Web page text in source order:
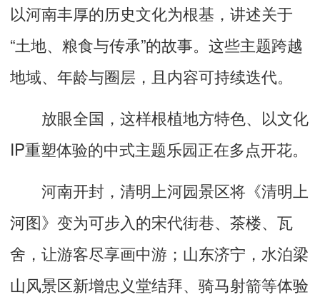
以河南丰厚的历史文化为根基，讲述关于
“土地、粮食与传承”的故事。这些主题跨越
地域、年龄与圈层，且内容可持续迭代。
放眼全国，这样根植地方特色、以文化
IP重塑体验的中式主题乐园正在多点开花。
河南开封，清明上河园景区将《清明上
河图》变为可步入的宋代街巷、茶楼、瓦
舍，让游客尽享画中游；山东济宁，水泊梁
山风景区新增忠义堂结拜、骑马射箭等体验